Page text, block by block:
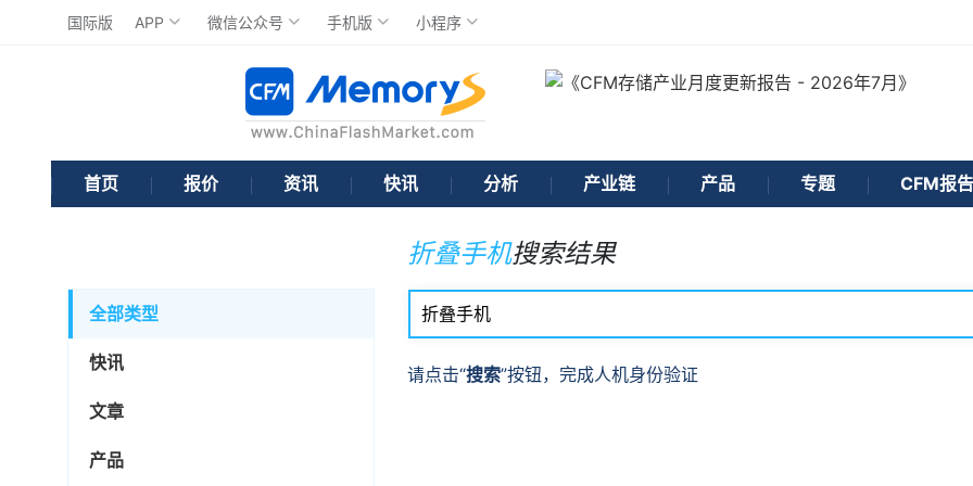
国际版 APP 微信公众号 手机版 小程序
首页 报价 资讯 快讯 分析 产业链 产品 专题 CFM报告
全部类型
快讯
文章
产品
折叠手机搜索结果
请点击“搜索”按钮，完成人机身份验证